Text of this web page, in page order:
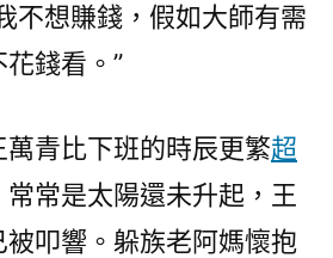
不想賺錢，假如大師有需
錢看。”
萬青比下班的時辰更繁超
常常是太陽還未升起，王
叩響。躲族老阿媽懷抱